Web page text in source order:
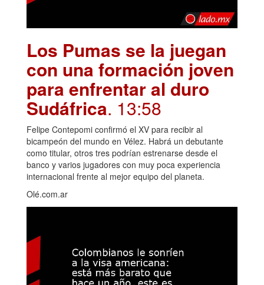
Los Pumas se la juegan
con una formación joven
para enfrentar al duro
Sudáfrica. 13:58
Felipe Contepomi confirmó el XV para recibir al
bicampeón del mundo en Vélez. Habrá un debutante
como titular, otros tres podrían estrenarse desde el
banco y varios jugadores con muy poca experiencia
internacional frente al mejor equipo del planeta.
Olé.com.ar